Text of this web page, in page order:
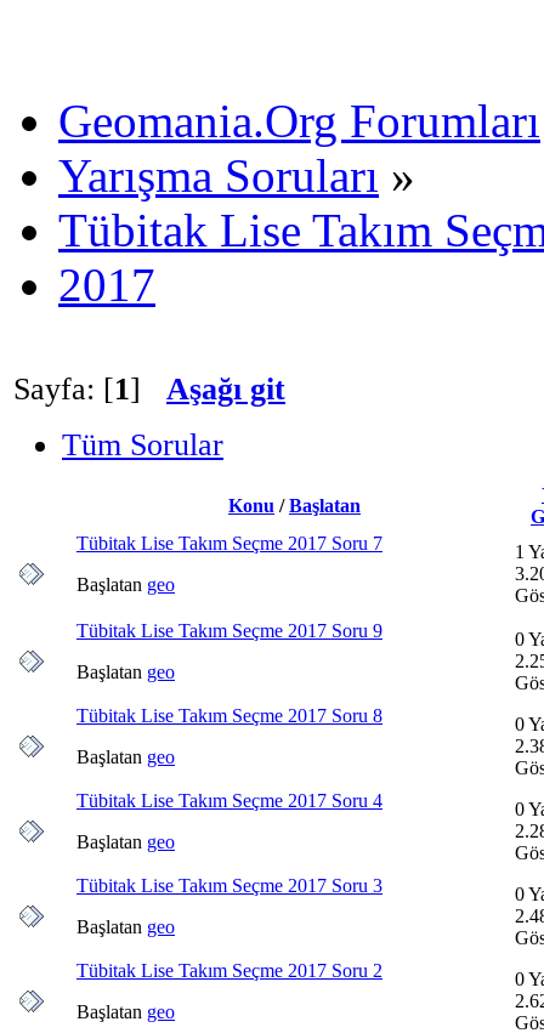
Geomania.Org Forumları
Yarışma Soruları »
Tübitak Lise Takım
2017
Sayfa: [1] Aşağı git
Tüm Sorular
Konu /Başlatan
Tübitak Lise Takım Seçme 2017 Soru 7
Başlatan geo
1
Tübitak Lise Takım Seçme 2017 Soru 9
Başlatan geo
0
Tübitak Lise Takım Seçme 2017 Soru 8
Başlatan geo
0
Tübitak Lise Takım Seçme 2017 Soru 4
Başlatan geo
0
Tübitak Lise Takım Seçme 2017 Soru 3
Başlatan geo
0
Tübitak Lise Takım Seçme 2017 Soru 2
Başlatan geo
0